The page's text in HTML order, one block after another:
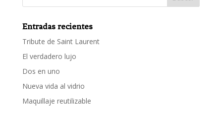
Entradas recientes
Tribute de Saint Laurent
El verdadero lujo
Dos en uno
Nueva vida al vidrio
Maquillaje reutilizable